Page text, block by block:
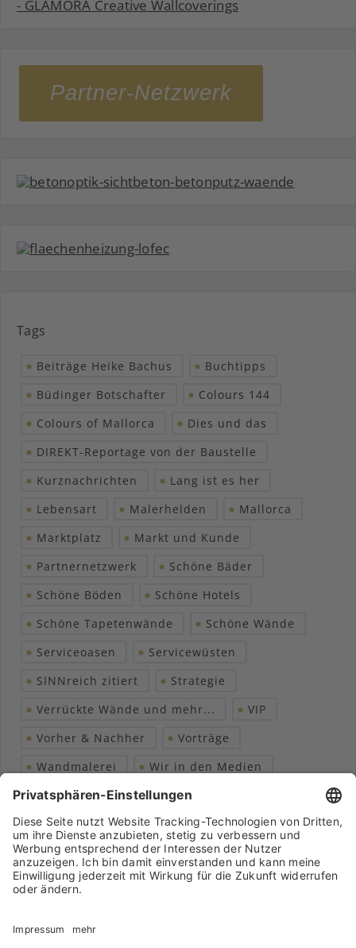
Partner-Netzwerk
Tags
Beiträge Heike Bachus
Buchtipps
Büdinger Botschafter
Colours 144
Colours of Mallorca
Dies und das
DIREKT-Reportage von der Baustelle
Kurznachrichten
Lang ist es her
Lebensart
Malerhelden
Mallorca
Marktplatz
Markt und Kunde
Partnernetzwerk
Schöne Bäder
Schöne Böden
Schöne Hotels
Schöne Tapetenwände
Schöne Wände
Serviceoasen
Servicewüsten
SINNreich zitiert
Strategie
Verrückte Wände und mehr...
VIP
Vorher & Nachher
Vorträge
Wandmalerei
Wir in den Medien
Wohngesundheit
Markenpartner